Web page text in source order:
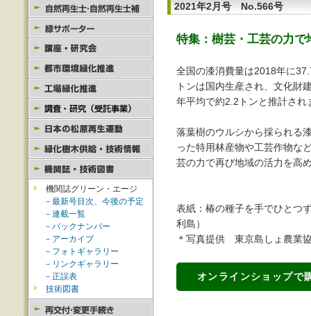
機関誌グリーン・エージ
－最新号目次、今後の予定
－連載一覧
－バックナンバー
－アーカイブ
－フォトギャラリー
－リンクギャラリー
－正誤表
技術図書
2021年2月号 No.566号
特集：樹芸・工芸の力で
全国の漆消費量は2018年に
トンは国内生産され、文化財
年平均で約2.2トンと推計され
落葉樹のウルシから採られる
った特用林産物や工芸作物な
芸の力で再び地域の活力を高
表紙：椿の種子を手でひとつ
利島）
＊写真提供 東京島しょ農業
オンラインショップで